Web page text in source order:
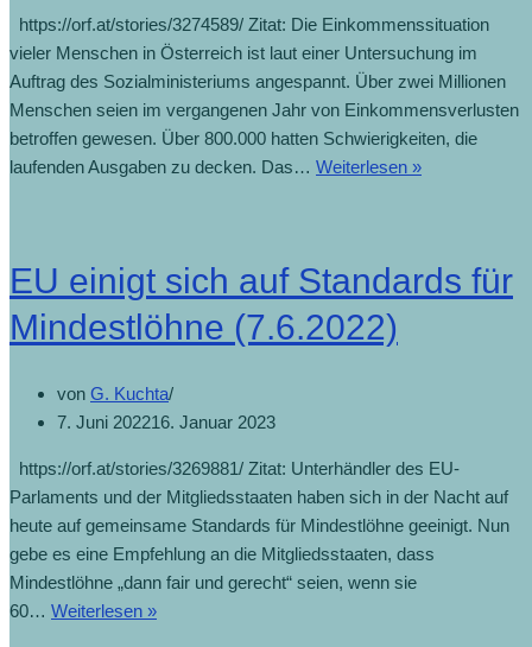
https://orf.at/stories/3274589/ Zitat: Die Einkommenssituation
vieler Menschen in Österreich ist laut einer Untersuchung im
Auftrag des Sozialministeriums angespannt. Über zwei Millionen
Menschen seien im vergangenen Jahr von Einkommensverlusten
betroffen gewesen. Über 800.000 hatten Schwierigkeiten, die
laufenden Ausgaben zu decken. Das… Weiterlesen »
EU einigt sich auf Standards für
Mindestlöhne (7.6.2022)
von G. Kuchta
7. Juni 202216. Januar 2023
https://orf.at/stories/3269881/ Zitat: Unterhändler des EU-
Parlaments und der Mitgliedsstaaten haben sich in der Nacht auf
heute auf gemeinsame Standards für Mindestlöhne geeinigt. Nun
gebe es eine Empfehlung an die Mitgliedsstaaten, dass
Mindestlöhne „dann fair und gerecht“ seien, wenn sie
60… Weiterlesen »